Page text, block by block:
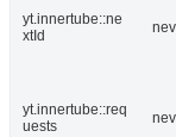
yt.innertube::ne
xtId
yt.innertube::req
uests